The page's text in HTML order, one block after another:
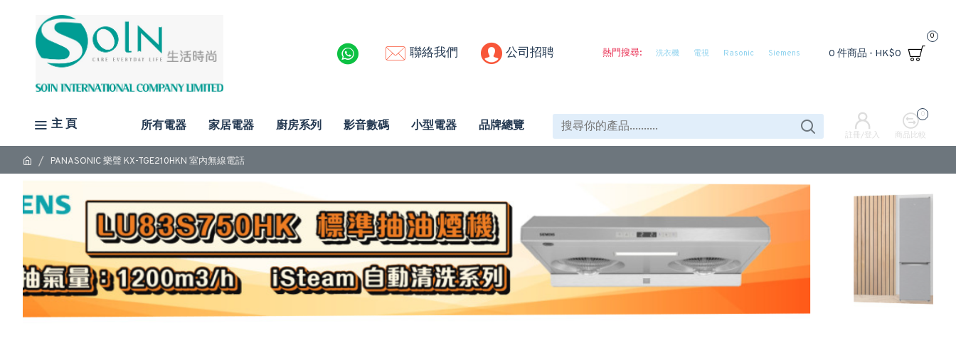
聯絡我們 公司招聘 熱門搜尋: 洗衣機 電視 Rasonic Siemens 0 件商品 - HK$0
0
主 頁 所有電器 家居電器 廚房系列 影音數碼 小型電器 品牌總覽
註冊/登入 商品比較
0
PANASONIC 樂聲 KX-TGE210HKN 室內無線電話